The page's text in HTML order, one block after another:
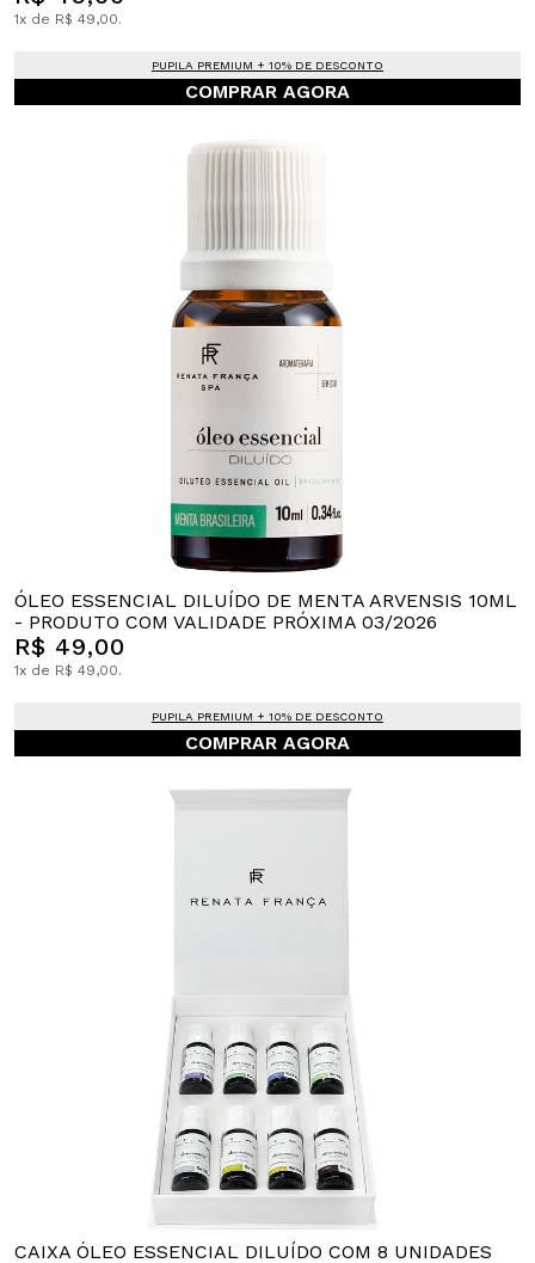
1x de R$ 49,00.
PUPILA PREMIUM + 10% DE DESCONTO
COMPRAR AGORA
ÓLEO ESSENCIAL DILUÍDO DE MENTA ARVENSIS 10ML
- PRODUTO COM VALIDADE PRÓXIMA 03/2026
R$ 49,00
1x de R$ 49,00.
PUPILA PREMIUM + 10% DE DESCONTO
COMPRAR AGORA
CAIXA ÓLEO ESSENCIAL DILUÍDO COM 8 UNIDADES